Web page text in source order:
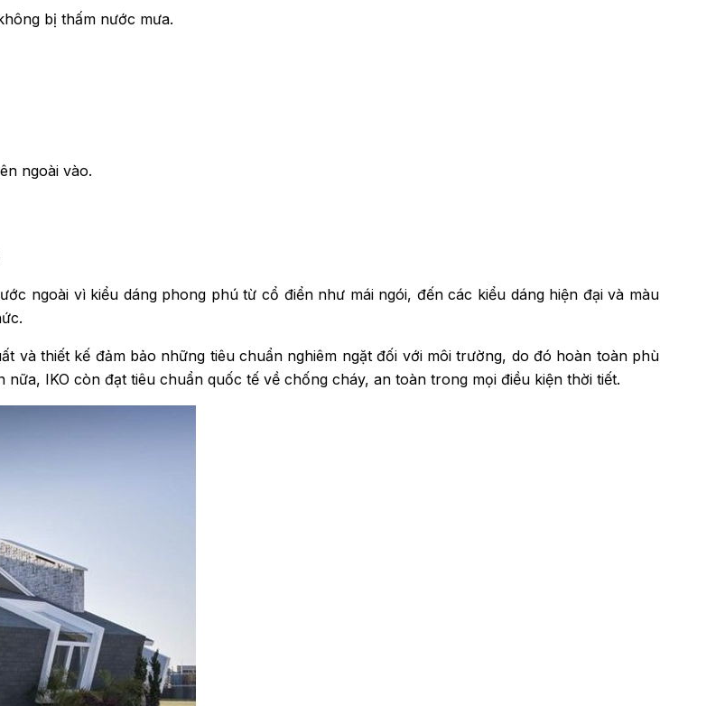
bị thấm nước mưa.
ngoài vào.
ngoài vì kiểu dáng phong phú từ cổ điển như mái ngói, đến các kiểu dáng hiện đại và màu
và thiết kế đảm bảo những tiêu chuẩn nghiêm ngặt đối với môi trường, do đó hoàn toàn phù
IKO còn đạt tiêu chuẩn quốc tế về chống cháy, an toàn trong mọi điều kiện thời tiết.